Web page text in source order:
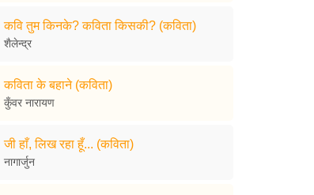
कवि तुम किनके? कविता किसकी? (कविता)
शैलेन्द्र
कविता के बहाने (कविता)
कुँवर नारायण
जी हाँ, लिख रहा हूँ... (कविता)
नागार्जुन